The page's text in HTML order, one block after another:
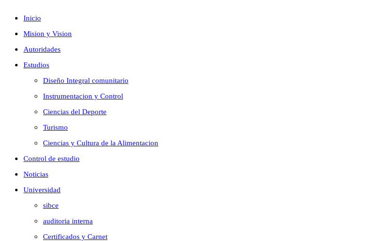
Inicio
Mision y Vision
Autoridades
Estudios
Diseño Integral comunitario
Instrumentacion y Control
Ciencias del Deporte
Turismo
Ciencias y Cultura de la Alimentacion
Control de estudio
Noticias
Universidad
sibce
auditoria interna
Certificados y Carnet